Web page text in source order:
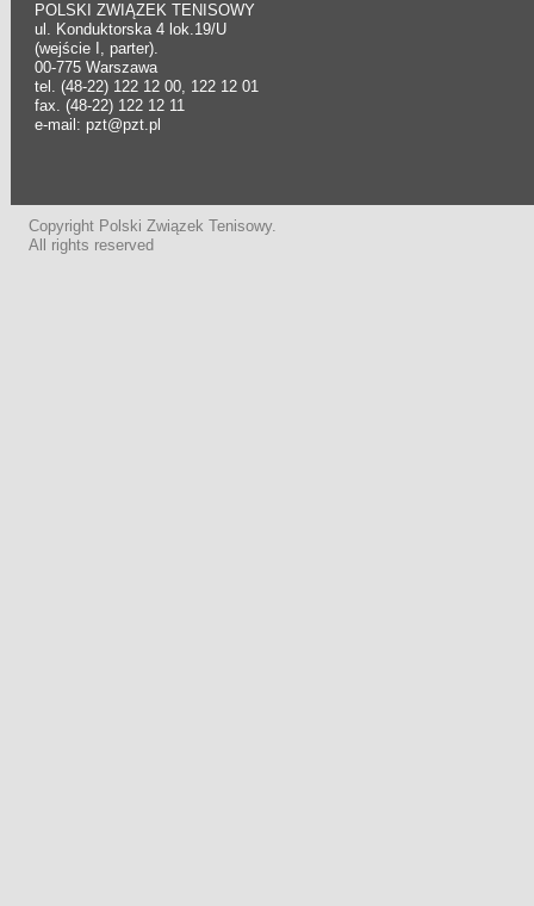
POLSKI ZWIĄZEK TENISOWY
ul. Konduktorska 4 lok.19/U
(wejście I, parter).
00-775 Warszawa
tel. (48-22) 122 12 00, 122 12 01
fax. (48-22) 122 12 11
e-mail: pzt@pzt.pl
Copyright Polski Związek Tenisowy.
All rights reserved